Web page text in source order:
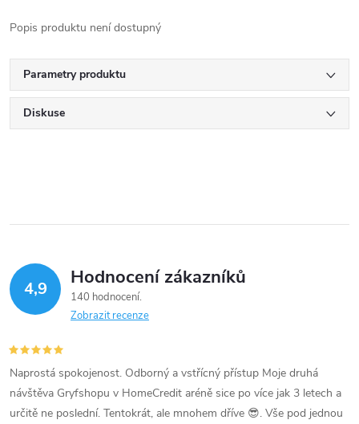
Popis produktu není dostupný
Parametry produktu
Diskuse
4,9 Hodnocení zákazníků
140 hodnocení
Zobrazit recenze
Naprostá spokojenost. Odborný a vstřícný přístup Moje druhá
návštěva Gryfshopu v HomeCredit aréně sice po více jak 3 letech a
určitě ne poslední. Tentokrát, ale mnohem dříve 😎. Vše pod jednou